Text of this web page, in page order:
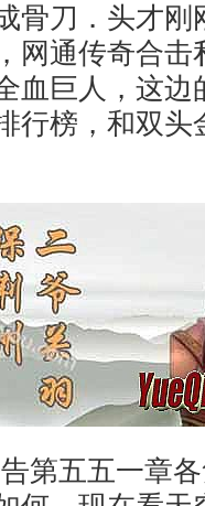
骨刀．头才刚
网通传奇合击
血巨人，这边
榜，和双头
第五五一章